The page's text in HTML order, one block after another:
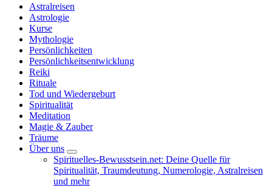
Astralreisen
Astrologie
Kurse
Mythologie
Persönlichkeiten
Persönlichkeitsentwicklung
Reiki
Rituale
Tod und Wiedergeburt
Spiritualität
Meditation
Magie & Zauber
Träume
Über uns
Spirituelles-Bewusstsein.net: Deine Quelle für
Spiritualität, Traumdeutung, Numerologie, Astralreisen
und mehr